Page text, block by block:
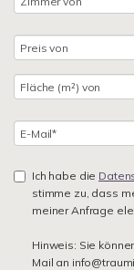
Ich habe die
stimme zu, dass
meiner Anfrage
Hinweis: Sie
Mail an